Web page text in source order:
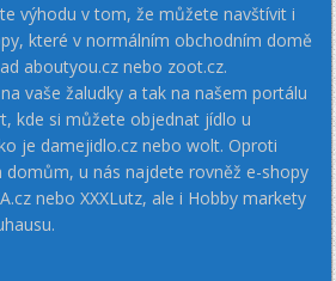
výhodu v tom, že můžete navštívit i
které v normálním obchodním domě
aboutyou.cz nebo zoot.cz.
vaše žaludky a tak na našem portálu
kde si můžete objednat jídlo u
je damejidlo.cz nebo wolt. Oproti
u nás najdete rovněž e-shopy
nebo XXXLutz, ale i Hobby markety